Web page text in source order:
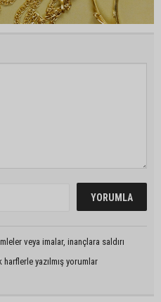
veya imalar, inançlara saldırı
yazılmış yorumlar